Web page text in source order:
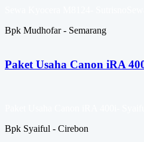
Bpk Mudhofar - Semarang
Paket Usaha Canon iRA
Bpk Syaiful - Cirebon